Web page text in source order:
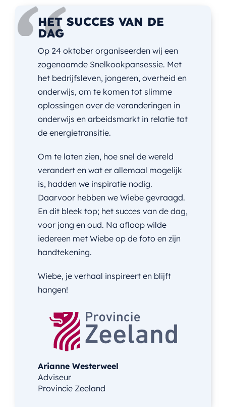
HET SUCCES VAN DE
DAG
Op 24 oktober organiseerden wij een
zogenaamde Snelkookpansessie. Met
het bedrijfsleven, jongeren, overheid en
onderwijs, om te komen tot slimme
oplossingen over de veranderingen in
onderwijs en arbeidsmarkt in relatie tot
de energietransitie.
Om te laten zien, hoe snel de wereld
verandert en wat er allemaal mogelijk
is, hadden we inspiratie nodig.
Daarvoor hebben we Wiebe gevraagd.
En dit bleek top; het succes van de dag,
voor jong en oud. Na afloop wilde
iedereen met Wiebe op de foto en zijn
handtekening.
Wiebe, je verhaal inspireert en blijft
hangen!
Arianne Westerweel
Adviseur
Provincie Zeeland